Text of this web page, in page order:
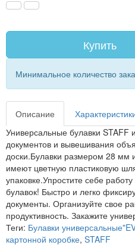
Купить
Минимальное количество
Описание
Универсальные булавки STAFF
документов и вывешивания
доски.Булавки размером 28 мм
имеют цветную пластиковую
упаковке.Упростите себе
булавок! Быстро и легко
документы. Организуйте свое
продуктивность. Закажите
Теги: Булавки
картонной коробке, STAFF